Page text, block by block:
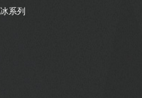
冰系列